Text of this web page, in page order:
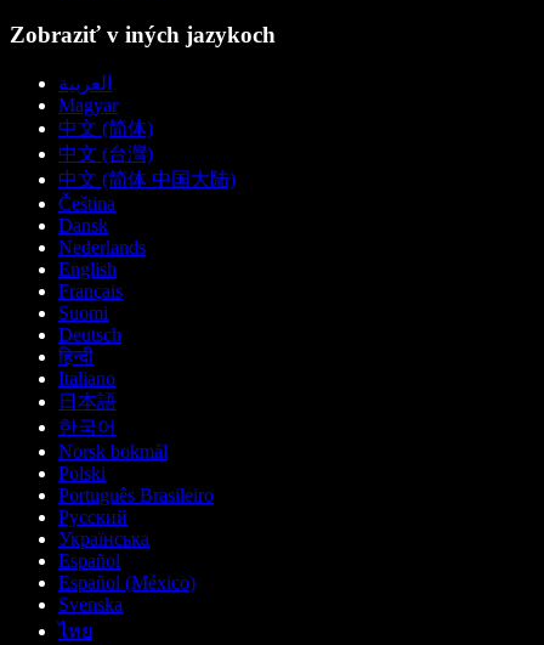
Zobraziť v iných jazykoch
العربية
Magyar
中文 (简体)
中文 (台灣)
中文 (简体 中国大陆)
Čeština
Dansk
Nederlands
English
Français
Suomi
Deutsch
हिन्दी
Italiano
日本語
한국어
Norsk bokmål
Polski
Português Brasileiro
Русский
Українська
Español
Español (México)
Svenska
ไทย